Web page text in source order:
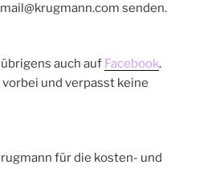
senden.
auch auf Facebook.
und verpasst keine
für die kosten- und